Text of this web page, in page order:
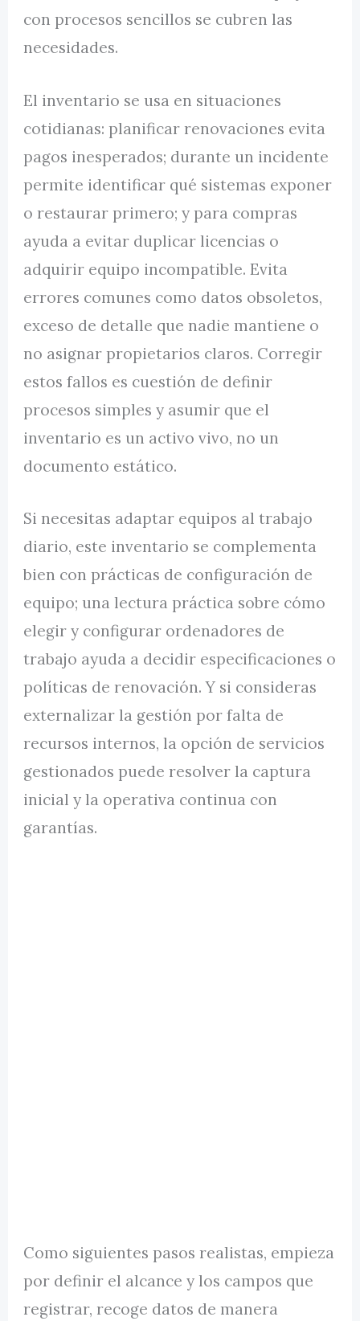
con procesos sencillos se cubren las
necesidades.
El inventario se usa en situaciones
cotidianas: planificar renovaciones evita
pagos inesperados; durante un incidente
permite identificar qué sistemas exponer
o restaurar primero; y para compras
ayuda a evitar duplicar licencias o
adquirir equipo incompatible. Evita
errores comunes como datos obsoletos,
exceso de detalle que nadie mantiene o
no asignar propietarios claros. Corregir
estos fallos es cuestión de definir
procesos simples y asumir que el
inventario es un activo vivo, no un
documento estático.
Si necesitas adaptar equipos al trabajo
diario, este inventario se complementa
bien con prácticas de configuración de
equipo; una lectura práctica sobre cómo
elegir y configurar ordenadores de
trabajo ayuda a decidir especificaciones o
políticas de renovación. Y si consideras
externalizar la gestión por falta de
recursos internos, la opción de servicios
gestionados puede resolver la captura
inicial y la operativa continua con
garantías.
Como siguientes pasos realistas, empieza
por definir el alcance y los campos que
registrar, recoge datos de manera